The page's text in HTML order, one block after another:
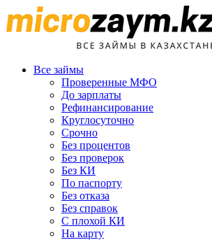
Все займы
Проверенные МФО
До зарплаты
Рефинансирование
Круглосуточно
Срочно
Без процентов
Без проверок
Без КИ
По паспорту
Без отказа
Без справок
С плохой КИ
На карту